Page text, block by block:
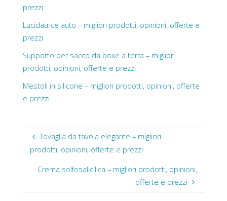
prezzi
Lucidatrice auto – migliori prodotti, opinioni, offerte e
prezzi
Supporto per sacco da boxe a terra – migliori
prodotti, opinioni, offerte e prezzi
Mestoli in silicone – migliori prodotti, opinioni, offerte
e prezzi
Tovaglia da tavola elegante – migliori
prodotti, opinioni, offerte e prezzi
Crema solfosalicilica – migliori prodotti, opinioni,
offerte e prezzi